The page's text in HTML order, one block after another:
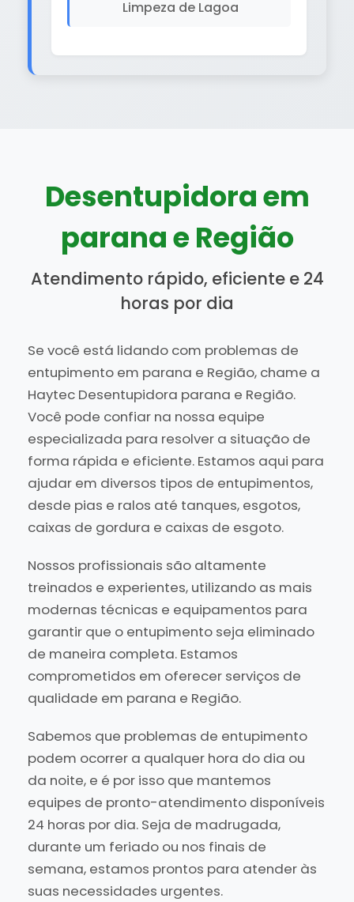
Limpeza de Lagoa
Desentupidora em
parana e Região
Atendimento rápido, eficiente e 24
horas por dia
Se você está lidando com problemas de
entupimento em parana e Região, chame a
Haytec Desentupidora parana e Região.
Você pode confiar na nossa equipe
especializada para resolver a situação de
forma rápida e eficiente. Estamos aqui para
ajudar em diversos tipos de entupimentos,
desde pias e ralos até tanques, esgotos,
caixas de gordura e caixas de esgoto.
Nossos profissionais são altamente
treinados e experientes, utilizando as mais
modernas técnicas e equipamentos para
garantir que o entupimento seja eliminado
de maneira completa. Estamos
comprometidos em oferecer serviços de
qualidade em parana e Região.
Sabemos que problemas de entupimento
podem ocorrer a qualquer hora do dia ou
da noite, e é por isso que mantemos
equipes de pronto-atendimento disponíveis
24 horas por dia. Seja de madrugada,
durante um feriado ou nos finais de
semana, estamos prontos para atender às
suas necessidades urgentes.